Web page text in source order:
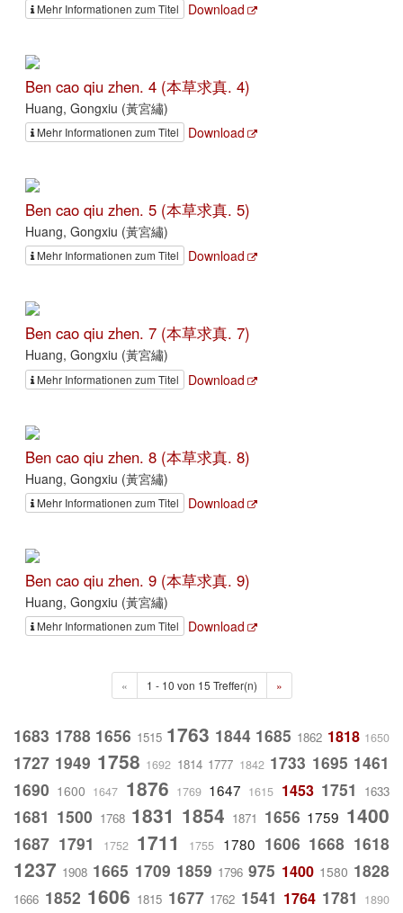
Mehr Informationen zum Titel Download
Ben cao qiu zhen. 4 (本草求真. 4)
Huang, Gongxiu (黃宮繡)
Mehr Informationen zum Titel Download
Ben cao qiu zhen. 5 (本草求真. 5)
Huang, Gongxiu (黃宮繡)
Mehr Informationen zum Titel Download
Ben cao qiu zhen. 7 (本草求真. 7)
Huang, Gongxiu (黃宮繡)
Mehr Informationen zum Titel Download
Ben cao qiu zhen. 8 (本草求真. 8)
Huang, Gongxiu (黃宮繡)
Mehr Informationen zum Titel Download
Ben cao qiu zhen. 9 (本草求真. 9)
Huang, Gongxiu (黃宮繡)
Mehr Informationen zum Titel Download
« 1 - 10 von 15 Treffer(n) »
1683 1788 1656 1515 1763 1844 1685 1862 1818 1650
1727 1949 1758 1692 1814 1777 1842 1733 1695 1461
1690 1600 1647 1876 1769 1647 1615 1453 1751 1633
1681 1500 1768 1831 1854 1871 1656 1759 1400
1687 1791 1752 1711 1755 1780 1606 1668 1618
1237 1908 1665 1709 1859 1796 975 1400 1580 1828
1666 1852 1606 1815 1677 1762 1541 1764 1781 1890